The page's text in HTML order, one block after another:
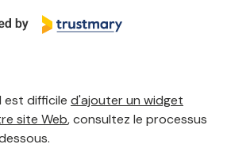
est difficile d'ajouter un widget
site Web, consultez le processus